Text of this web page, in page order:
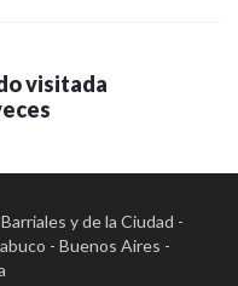
visitada
y de la Ciudad -
- Buenos Aires -